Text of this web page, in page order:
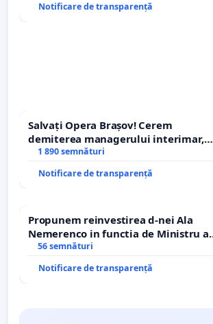
Notificare de transparență
Salvați Opera Brașov! Cerem
demiterea managerului interimar,
Petrean Lucian-Marius!
1 890 semnături
Notificare de transparență
Propunem reinvestirea d-nei Ala
Nemerenco in functia de Ministru al
Sanatatii
56 semnături
Notificare de transparență